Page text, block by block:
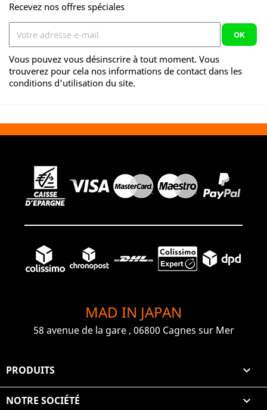
Recevez nos offres spéciales
Vous pouvez vous désinscrire à tout moment. Vous
trouverez pour cela nos informations de contact dans les
conditions d'utilisation du site.
MAD IN JAPAN
58 avenue de la gare , 06800 Cagnes sur Mer
PRODUITS 
NOTRE SOCIÉTÉ 